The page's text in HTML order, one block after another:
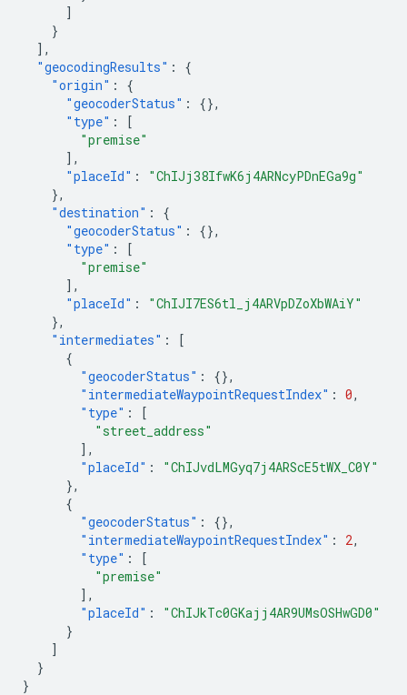
]
}
],
"geocodingResults" :
{
"origin" :
{
"geocoderStatus" :
{},
"type" :
[
"premise"
],
"placeId" :
"ChIJj38IfwK6j4ARNcyPDnEGa9g"
},
"destination" :
{
"geocoderStatus" :
{},
"type" :
[
"premise"
],
"placeId" :
"ChIJI7ES6tl_j4ARVpDZoXbWAiY"
},
"intermediates" :
[
{
"geocoderStatus" :
{},
"intermediateWaypointRequestIndex" : 0,
"type" :
[
"street_address"
],
"placeId" :
"ChIJvdLMGyq7j4ARScE5tWX_C0Y"
},
{
"geocoderStatus" :
{},
"intermediateWaypointRequestIndex" : 2,
"type" :
[
"premise"
],
"placeId" :
"ChIJkTc0GKajj4AR9UMsOSHwGD0"
}
]
}
}